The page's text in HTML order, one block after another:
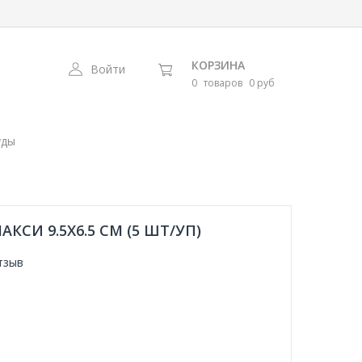
Войти КОРЗИНА
0 товаров 0 руб
9.5X6.5 СМ (5 ШТ/УП)